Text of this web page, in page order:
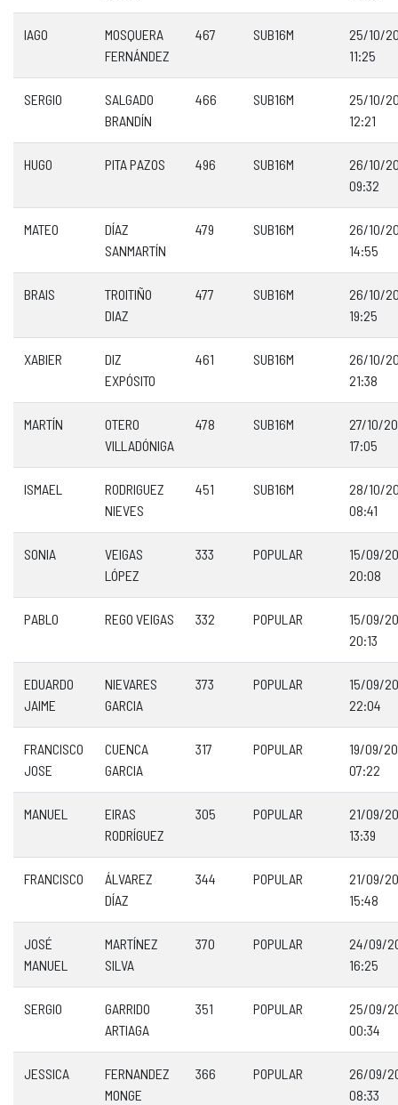
IAGO
MOSQUERA
FERNÁNDEZ
467 SUB16M
25/10/
11:25
SERGIO
SALGADO
BRANDÍN
466 SUB16M
25/10/
12:21
HUGO PITA PAZOS 496 SUB16M
26/10/
09:32
MATEO
DÍAZ
SANMARTÍN
479 SUB16M
26/10/
14:55
BRAIS
TROITIÑO
DIAZ
477 SUB16M
26/10/
19:25
XABIER
DIZ
EXPÓSITO
461 SUB16M
26/10/
21:38
MARTÍN
OTERO
VILLADÓNIGA
478 SUB16M
27/10/
17:05
ISMAEL
RODRIGUEZ
NIEVES
451 SUB16M
28/10/
08:41
SONIA
VEIGAS
LÓPEZ
333 POPULAR
15/09/
20:08
PABLO REGO VEIGAS 332 POPULAR
15/09/
20:13
EDUARDO
JAIME
NIEVARES
GARCIA
373 POPULAR
15/09/
22:04
FRANCISCO
JOSE
CUENCA
GARCIA
317 POPULAR
19/09/
07:22
MANUEL
EIRAS
RODRÍGUEZ
305 POPULAR
21/09/
13:39
FRANCISCO
ÁLVAREZ
DÍAZ
344 POPULAR
21/09/
15:48
JOSÉ
MANUEL
MARTÍNEZ
SILVA
370 POPULAR
24/09/
16:25
SERGIO
GARRIDO
ARTIAGA
351 POPULAR
25/09/
00:34
JESSICA
FERNANDEZ
MONGE
366 POPULAR
26/09/
08:33